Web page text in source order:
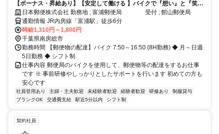
【ボーナス・昇給あり】【安定して働ける 】バイクで『想い』と『笑
顔』をつなぐお仕事してみませんか？
日本郵便株式会社 勤務地 ; 富浦郵便局 受付 ; 館山郵便局
通勤情報 JR内房線「富浦駅」徒歩6分
時給1,310円～1,800円
千葉県南房総市
勤務時間 【郵便物の配達】バイク 7:50～16:50 (8H勤務) ◆ 月～日週
5日勤務 ◆ シフト制
仕事内容 郵便局のバイクを使用して、郵便物等の配達をするお仕事
です ※ 事前研修やしっかりとしたサポートを行います 初めての方も
安心です
社員登用あり 主婦・主夫歓迎 未経験者歓迎 経験者歓迎 研修あり
制服貸与
ブランクOK
交通費支給 駅近5分以内 シフト制
契約社員